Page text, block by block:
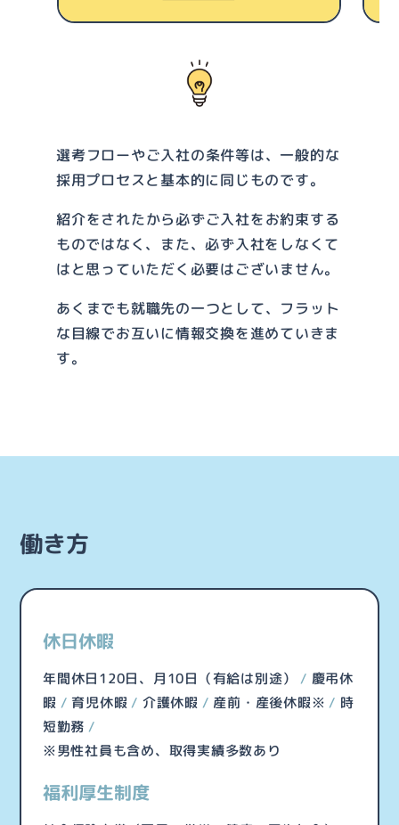
選考フローやご入社の条件等は、一般的な
採用プロセスと基本的に同じものです。
紹介をされたから必ずご入社をお約束する
ものではなく、また、必ず入社をしなくて
はと思っていただく必要はございません。
あくまでも就職先の一つとして、フラット
な目線でお互いに情報交換を進めていきま
す。
働き方
休日休暇
年間休日120日、月10日（有給は別途） 慶弔休
暇 育児休暇 介護休暇 産前・産後休暇※ 時
短勤務
※男性社員も含め、取得実績多数あり
福利厚生制度